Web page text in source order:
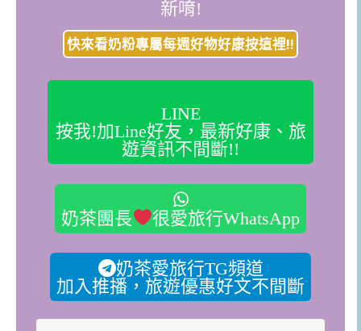
新唷!
快來看奶粉專屬每週好物好康按這裡!!
LINE
按我!加Line好友，最新好康、旅
遊資訊不間斷!!
奶茶團長 很愛旅行WhatsApp
奶茶愛旅行TG頻道
加入推播，旅遊優惠好文不間斷